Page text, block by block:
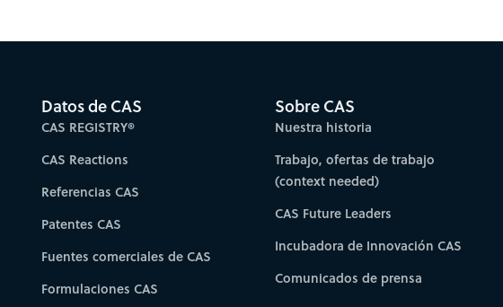
Datos de CAS
CAS REGISTRY®
CAS Reactions
Referencias CAS
Patentes CAS
Fuentes comerciales de CAS
Formulaciones CAS
Sobre CAS
Nuestra historia
Trabajo, ofertas de trabajo
(context needed)
CAS Future Leaders
Incubadora de Innovación CAS
Comunicados de prensa